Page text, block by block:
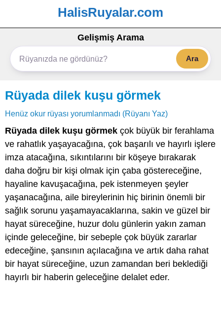
HalisRuyalar.com
Gelişmiş Arama
Ara
Rüyada dilek kuşu görmek
Henüz okur rüyası yorumlanmadı (Rüyanı Yaz)
Rüyada dilek kuşu görmek çok büyük bir ferahlama
ve rahatlık yaşayacağına, çok başarılı ve hayırlı işlere
imza atacağına, sıkıntılarını bir köşeye bırakarak
daha doğru bir kişi olmak için çaba göstereceğine,
hayaline kavuşacağına, pek istenmeyen şeyler
yaşanacağına, aile bireylerinin hiç birinin önemli bir
sağlık sorunu yaşamayacaklarına, sakin ve güzel bir
hayat süreceğine, huzur dolu günlerin yakın zaman
içinde geleceğine, bir sebeple çok büyük zararlar
edeceğine, şansının açılacağına ve artık daha rahat
bir hayat süreceğine, uzun zamandan beri beklediği
hayırlı bir haberin geleceğine delalet eder.